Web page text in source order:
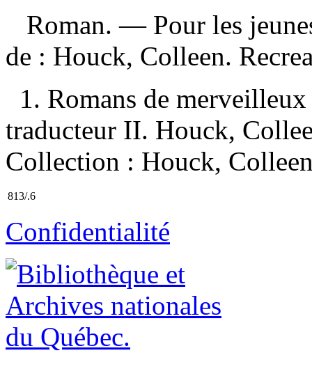
Roman. — Pour les
de : Houck, Colleen.
1. Romans de
traducteur II. Houck,
Collection : Houck,
813/.6
Confidentialité